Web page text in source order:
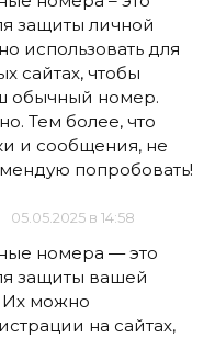
защиты личной
использовать для
сайтах, чтобы
обычный номер.
Тем более, что
и сообщения, не
попробовать!
05.05.2025 в 14:58
номера — это
защиты вашей
можно
на сайтах,